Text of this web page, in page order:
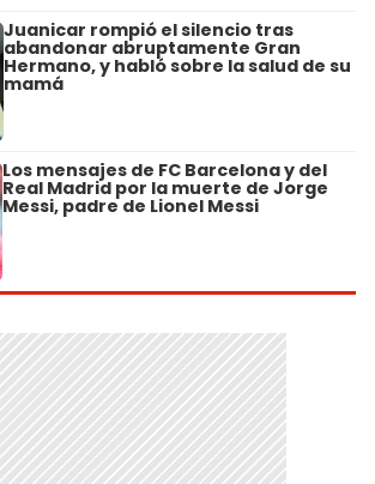
Juanicar rompió el silencio tras
abandonar abruptamente Gran
Hermano, y habló sobre la salud de su
mamá
Los mensajes de FC Barcelona y del
Real Madrid por la muerte de Jorge
Messi, padre de Lionel Messi